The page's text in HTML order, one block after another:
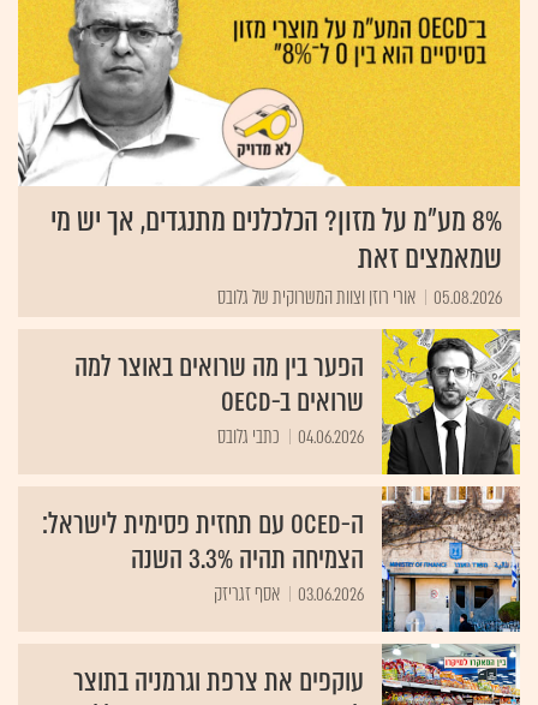
8% מע"מ על מזון? הכלכלנים מתנגדים, אך יש מי
שמאמצים זאת
05.08.2026 אורי רוזן וצוות המשרוקית של גלובס
הפער בין מה שרואים באוצר למה
שרואים ב-OECD
04.06.2026 כתבי גלובס
ה-OCED עם תחזית פסימית לישראל:
הצמיחה תהיה 3.3% השנה
03.06.2026 אסף זגריזק
עוקפים את צרפת וגרמניה בתוצר